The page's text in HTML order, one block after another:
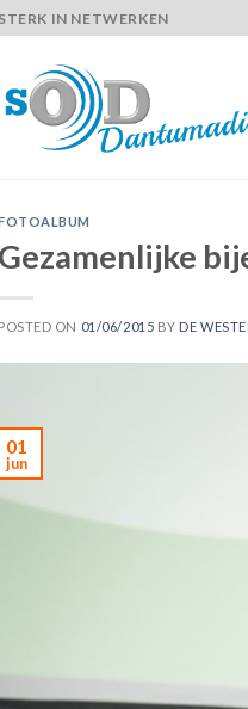
STERK IN NETWERKEN
Gezamenlijke
POSTED ON 01/06/2015 BY DE
01
jun